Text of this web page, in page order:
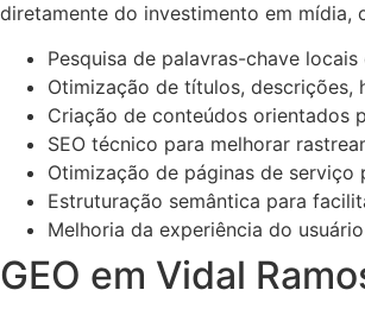
diretamente do investimento em mídia,
Pesquisa de palavras-chave
Otimização de títulos, descrições,
Criação de conteúdos orientados
SEO técnico para melhorar
Otimização de páginas de serviço
Estruturação semântica para
Melhoria da experiência do
GEO em Vidal